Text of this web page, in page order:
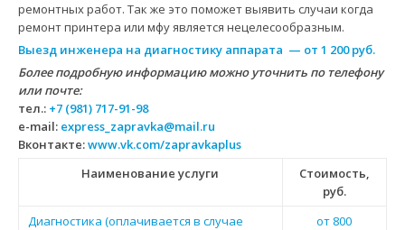
ремонтных работ. Так же это поможет выявить случаи когда
ремонт принтера или мфу является нецелесообразным.
Выезд инженера на диагностику аппарата — от 1 200 руб.
Более подробную информацию можно уточнить по телефону
или почте:
тел.: +7 (981) 717-91-98
e-mail: express_zapravka@mail.ru
Вконтакте:www.vk.com/zapravkaplus
Наименование услуги
Стоимость,
руб.
Диагностика (оплачивается в случае
от 800